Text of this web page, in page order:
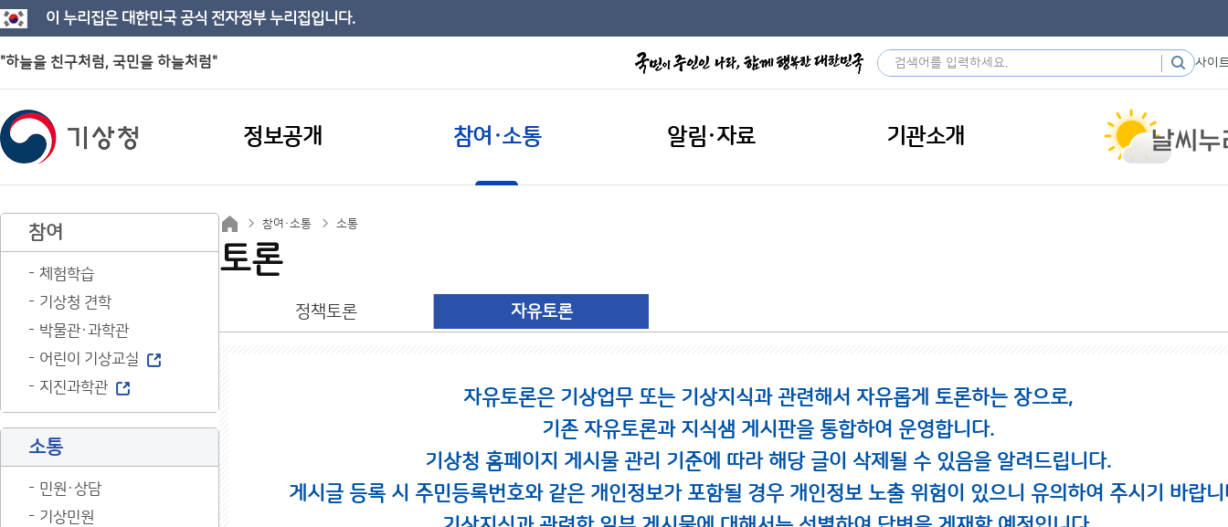
이 누리집은 대한민국 공식 전자정부 누리집입니다.
"하늘을 친구처럼, 국민을 하늘처럼" 사이
정보공개 참여·소통 알림·자료 기관소개
참여
체험학습
기상청 견학
박물관·과학관
어린이 기상교실
지진과학관
소통
민원·상담
기상민원
참여·소통 소통
토론
정책토론 자유토론
자유토론은 기상업무 또는 기상지식과 관련해서 자유롭게 토론하는 장으로,
기존 자유토론과 지식샘 게시판을 통합하여 운영합니다.
기상청 홈페이지 게시물 관리 기준에 따라 해당 글이 삭제될 수 있음을 알려드립니다.
게시글 등록 시 주민등록번호와 같은 개인정보가 포함될 경우 개인정보 노출 위험이 있으니 유의하여 주시기 바랍니